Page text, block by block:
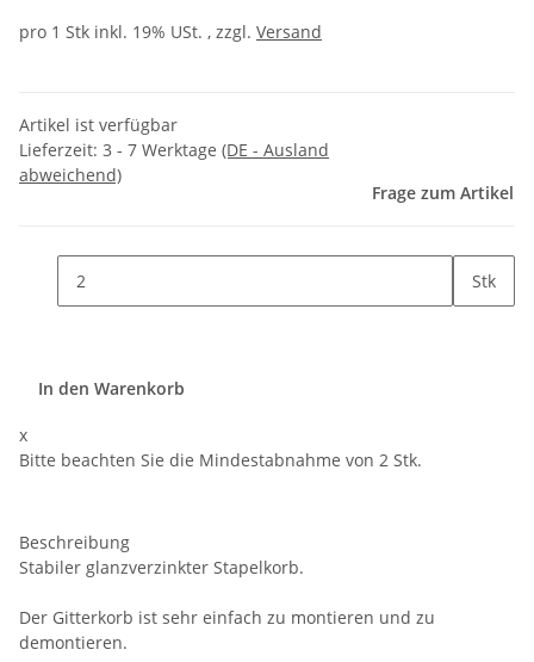
pro 1 Stk inkl. 19% USt. , zzgl. Versand
Artikel ist verfügbar
Lieferzeit: 3 - 7 Werktage (DE - Ausland
abweichend)
Frage zum Artikel
Stk
In den Warenkorb
x
Bitte beachten Sie die Mindestabnahme von 2 Stk.
Beschreibung
Stabiler glanzverzinkter Stapelkorb.
Der Gitterkorb ist sehr einfach zu montieren und zu
demontieren.